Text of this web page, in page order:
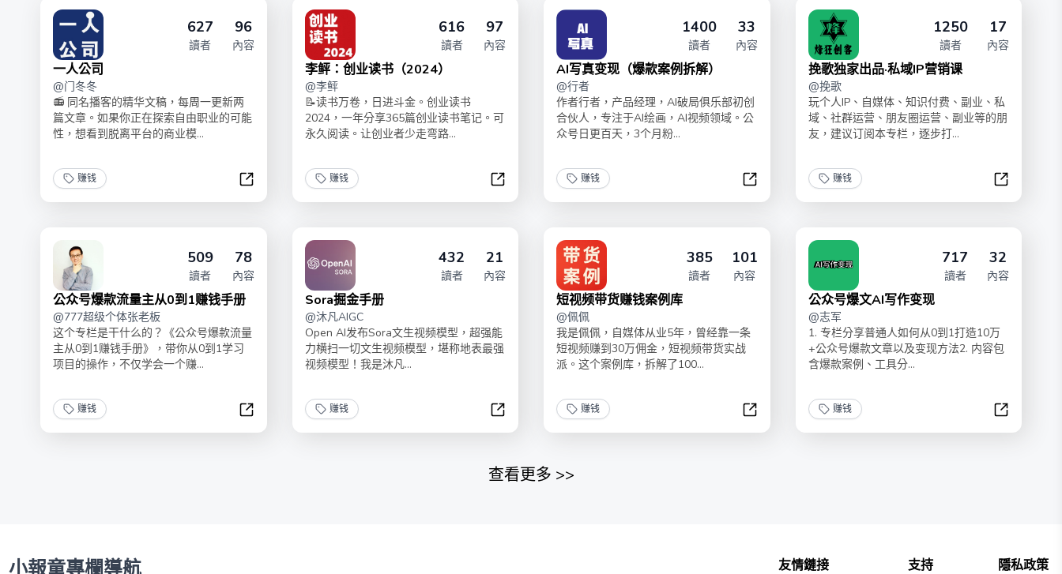
627
讀者
96
內容
一人公司
@门冬冬
📻 同名播客的精华文稿，每周一更新两
篇文章。如果你正在探索自由职业的可能
性，想看到脱离平台的商业模...
赚钱
一人公司
616
讀者
97
內容
李鲆：创业读书（2024）
@李鲆
📝读书万卷，日进斗金。创业读书
2024，一年分享365篇创业读书笔记。可
永久阅读。让创业者少走弯路...
赚钱
李鲆：创业读书（2024）
1400
讀者
33
內容
AI写真变现（爆款案例拆解）
@行者
作者行者，产品经理，AI破局俱乐部初创
合伙人，专注于AI绘画，AI视频领域。公
众号日更百天，3个月粉...
赚钱
AI写真变现（爆款案例拆解）
1250
讀者
17
內容
挽歌独家出品·私域IP营销课
@挽歌
玩个人IP、自媒体、知识付费、副业、私
域、社群运营、朋友圈运营、副业等的朋
友，建议订阅本专栏，逐步打...
赚钱
挽歌独家
509
讀者
78
內容
公众号爆款流量主从0到1赚钱手册
@777超级个体张老板
这个专栏是干什么的？《公众号爆款流量
主从0到1赚钱手册》，带你从0到1学习
项目的操作，不仅学会一个赚...
赚钱
公众号爆款流量主从0到1赚钱手册
432
讀者
21
內容
Sora掘金手册
@沐凡AIGC
Open AI发布Sora文生视频模型，超强能
力横扫一切文生视频模型，堪称地表最强
视频模型！我是沐凡...
赚钱
Sora掘金手册
385
讀者
101
內容
短视频带货赚钱案例库
@佩佩
我是佩佩，自媒体从业5年，曾经靠一条
短视频赚到30万佣金，短视频带货实战
派。这个案例库，拆解了100...
赚钱
短视频带货赚钱案例库
717
讀者
32
內容
公众号爆文AI写作变现
@志军
1. 专栏分享普通人如何从0到1打造10万
+公众号爆款文章以及变现方法2. 内容包
含爆款案例、工具分...
赚钱
公众号爆
查看更多 >>
小報童專欄導航 友情鏈接 支持 隱私政策